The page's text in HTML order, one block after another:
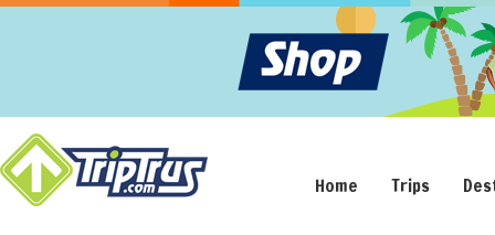
Home Trips